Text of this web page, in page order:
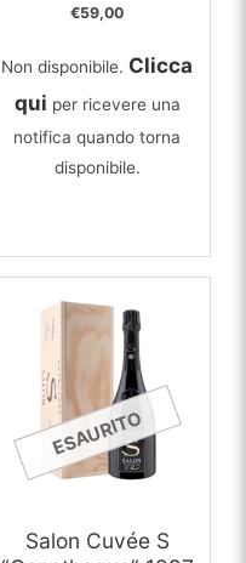
€59,00
Non disponibile. Clicca
qui per ricevere una
notifica quando torna
disponibile.
ESAURITO
Salon Cuvée S